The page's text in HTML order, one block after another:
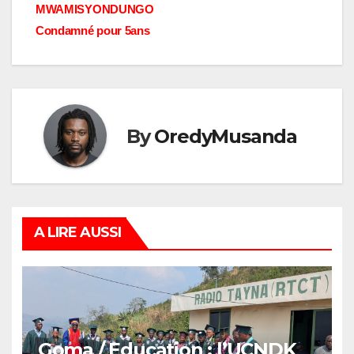
MWAMISYONDUNGO
Condamné pour 5ans
ByOredyMusanda
A LIRE AUSSI